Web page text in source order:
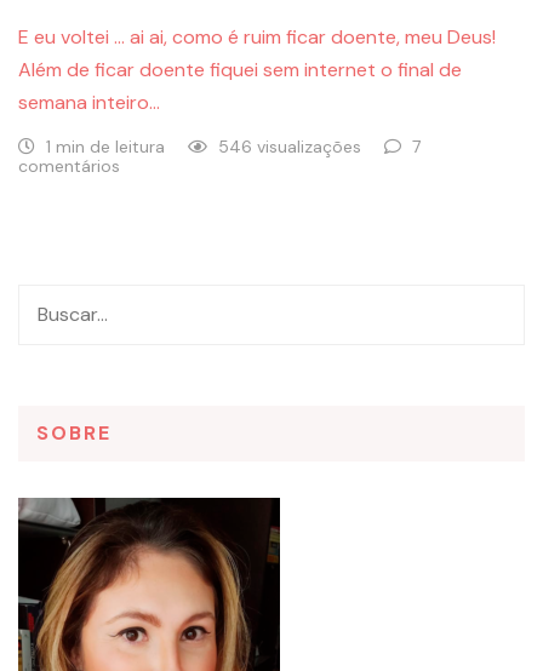
E eu voltei … ai ai, como é ruim ficar doente, meu Deus!
Além de ficar doente fiquei sem internet o final de
semana inteiro…
1 min de leitura 546 visualizações
7
comentários
SOBRE